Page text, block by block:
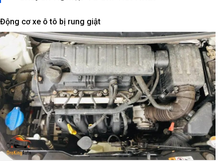
Động cơ xe ô tô bị rung giật